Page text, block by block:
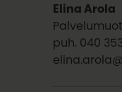
Elina Arola
puh. 040